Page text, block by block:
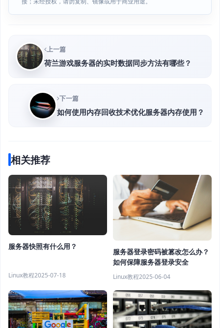
上一篇
荷兰游戏服务器的实时数据同步方法有哪些？
下一篇
如何使用内存回收技术优化服务器内存使用？
相关推荐
服务器快照有什么用？
Linux教程2025-07-18
服务器登录密码被篡改怎么办？
如何保障服务器登录安全
Linux教程2025-06-04